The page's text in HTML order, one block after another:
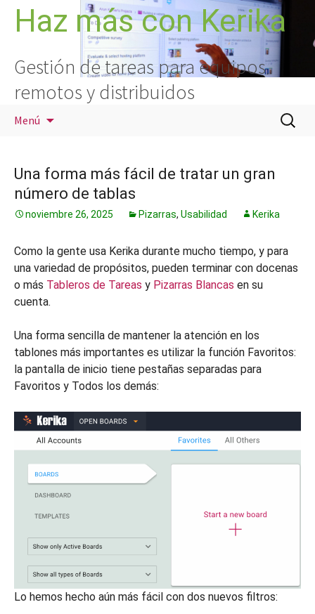
SaltarHaz más con Kerika
Gestión de tareas para equipos
remotos y distribuidos
Menú
Buscar:
Una forma más fácil de tratar un gran
número de tablas
noviembre 26, 2025 Pizarras, Usabilidad Kerika
Como la gente usa Kerika durante mucho tiempo, y para
una variedad de propósitos, pueden terminar con docenas
o más Tableros de Tareas y Pizarras Blancas en su
cuenta.
Una forma sencilla de mantener la atención en los
tablones más importantes es utilizar la función Favoritos:
la pantalla de inicio tiene pestañas separadas para
Favoritos y Todos los demás:
Lo hemos hecho aún más fácil con dos nuevos filtros: